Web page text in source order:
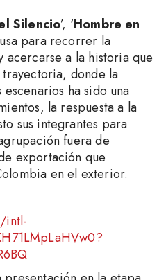
Silencio’, ‘Hombre en
para recorrer la
acercarse a la historia que
donde la
ha sido una
la respuesta a la
sus integrantes para
fuera de
exportación que
en el exterior.
intl-